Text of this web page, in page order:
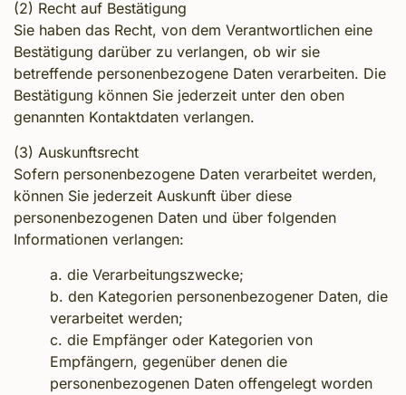
(2) Recht auf Bestätigung
Sie haben das Recht, von dem Verantwortlichen eine
Bestätigung darüber zu verlangen, ob wir sie
betreffende personenbezogene Daten verarbeiten. Die
Bestätigung können Sie jederzeit unter den oben
genannten Kontaktdaten verlangen.
(3) Auskunftsrecht
Sofern personenbezogene Daten verarbeitet werden,
können Sie jederzeit Auskunft über diese
personenbezogenen Daten und über folgenden
Informationen verlangen:
a. die Verarbeitungszwecke;
b. den Kategorien personenbezogener Daten, die
verarbeitet werden;
c. die Empfänger oder Kategorien von
Empfängern, gegenüber denen die
personenbezogenen Daten offengelegt worden